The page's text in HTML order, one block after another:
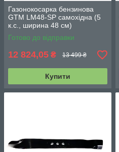
Газонокосарка бензинова
GTM LM48-SP самохідна (5
к.с., ширина 48 см)
Готово до відправки
12 824,05 ₴ 13 499 ₴
Купити